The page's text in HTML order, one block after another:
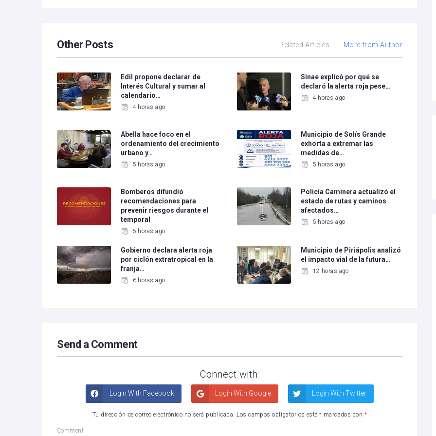
Other Posts Related Articles More from Author
Edil propone declarar de
Interés Cultural y sumar al
calendario…
4 horas ago
Sinae explicó por qué se
declaró la alerta roja pese…
4 horas ago
Abella hace foco en el
ordenamiento del crecimiento
urbano y…
5 horas ago
Municipio de Solís Grande
exhorta a extremar las
medidas de…
5 horas ago
Bomberos difundió
recomendaciones para
prevenir riesgos durante el
temporal
5 horas ago
Policía Caminera actualizó el
estado de rutas y caminos
afectados…
5 horas ago
Gobierno declara alerta roja
por ciclón extratropical en la
franja…
6 horas ago
Municipio de Piriápolis analizó
el impacto vial de la futura…
12 horas ago
Send a Comment
Connect with:
Login With Facebook Login With Google Login With Twitter
Tu dirección de correo electrónico no será publicada. Los campos obligatorios están marcados con *
Comment